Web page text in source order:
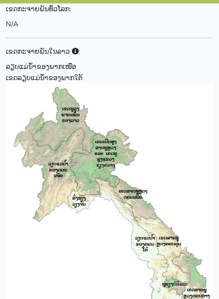
ເຂດກະຈາຍພັນທົ່ວໂລກ:
N/A
ເຂດກະຈາຍພັນໃນລາວ
:
ລຽບແມ່ນ້ຳຂອງພາກເໜືອ
ເຂດລຽບແມ່ນ້ຳຂອງພາກໃຕ້